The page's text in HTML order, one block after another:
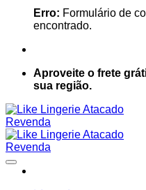
Erro: Formulário de
encontrado.
Aproveite o frete
sua região.